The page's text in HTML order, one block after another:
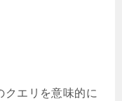
クエリを意味的に